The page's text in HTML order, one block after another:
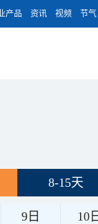
产品 资讯 视频 节气
8-15天
9日 10